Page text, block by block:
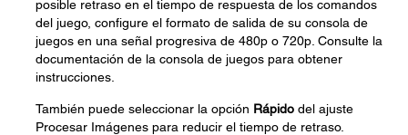
posible retraso en el tiempo de respuesta de los comandos
del juego, configure el formato de salida de su consola de
juegos en una señal progresiva de 480p o 720p. Consulte la
documentación de la consola de juegos para obtener
instrucciones.
También puede seleccionar la opción Rápido del ajuste
Procesar Imágenes para reducir el tiempo de retraso.